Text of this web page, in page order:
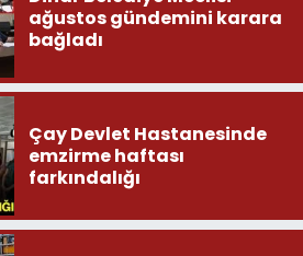
ağustos gündemini karara
bağladı
Çay Devlet Hastanesinde
emzirme haftası
farkındalığı